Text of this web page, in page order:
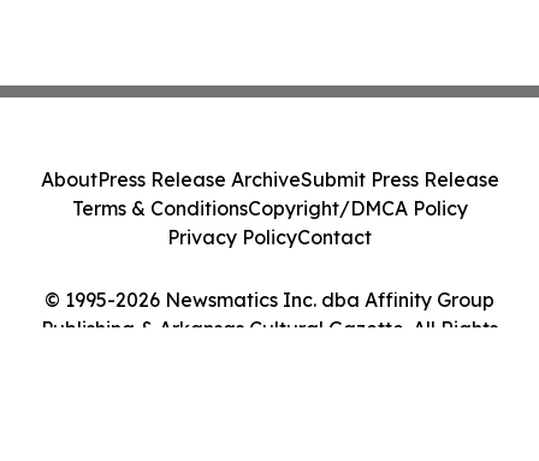
© 1995-2026 Newsmatics Inc. dba Affinity Group
Publishing & Arkansas Cultural Gazette. All Rights
AboutPress Release ArchiveSubmit Press Release
Terms & ConditionsCopyright/DMCA Policy
Privacy PolicyContact